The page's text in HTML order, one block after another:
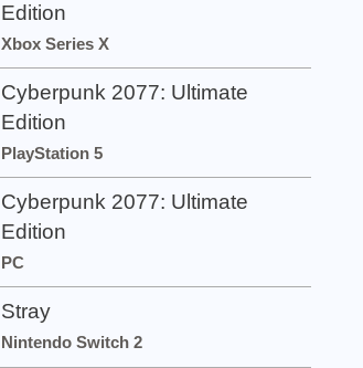
Edition
Xbox Series X
Cyberpunk 2077: Ultimate
Edition
PlayStation 5
Cyberpunk 2077: Ultimate
Edition
PC
Stray
Nintendo Switch 2